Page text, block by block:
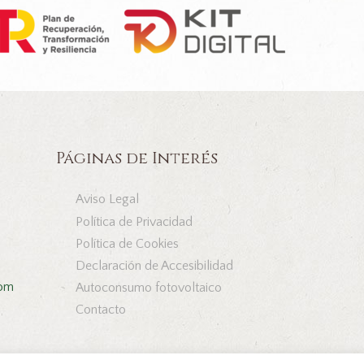
Páginas de Interés
Aviso Legal
Política de Privacidad
Política de Cookies
Declaración de Accesibilidad
Autoconsumo fotovoltaico
Contacto